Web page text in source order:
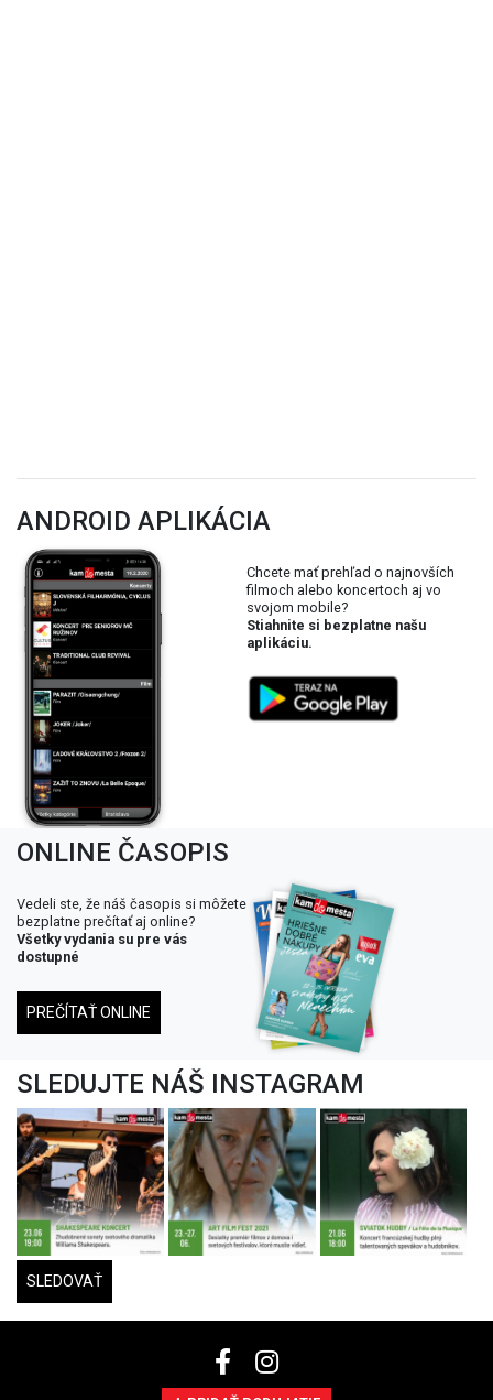
ANDROID APLIKÁCIA
Chcete mať prehľad o najnovších
filmoch alebo koncertoch aj vo
svojom mobile?
Stiahnite si bezplatne našu
aplikáciu.
ONLINE ČASOPIS
Vedeli ste, že náš časopis si môžete
bezplatne prečítať aj online?
Všetky vydania su pre vás
dostupné
PREČÍTAŤ ONLINE
SLEDUJTE NÁŠ INSTAGRAM
SLEDOVAŤ